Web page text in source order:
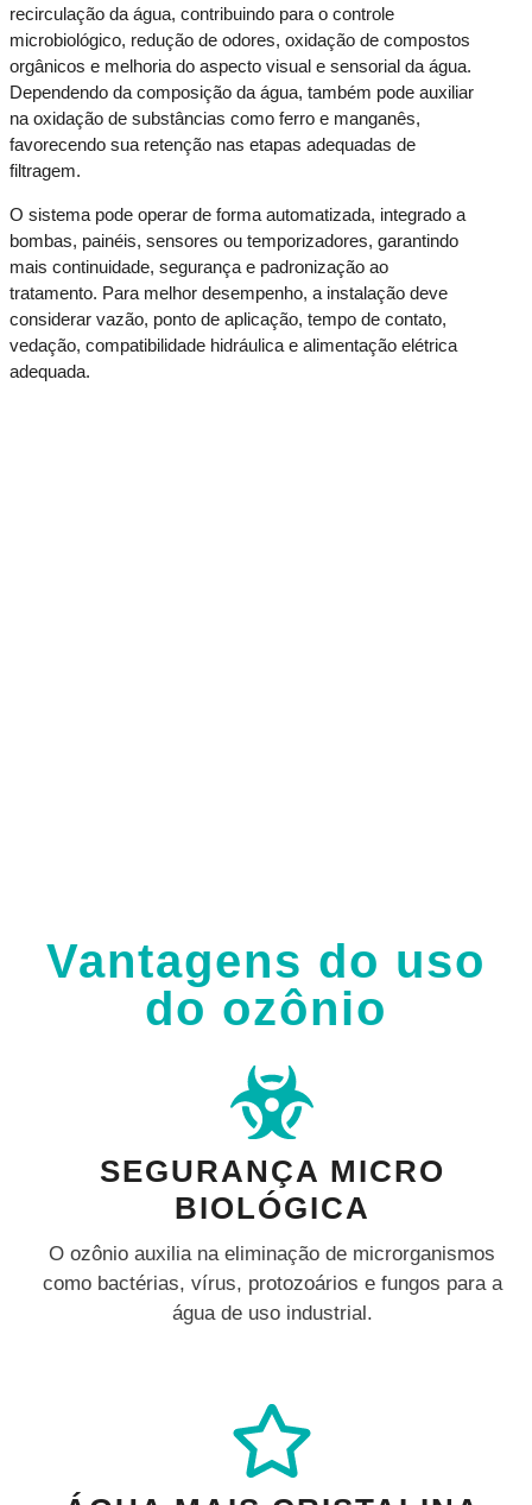
recirculação da água, contribuindo para o controle
microbiológico, redução de odores, oxidação de compostos
orgânicos e melhoria do aspecto visual e sensorial da água.
Dependendo da composição da água, também pode auxiliar
na oxidação de substâncias como ferro e manganês,
favorecendo sua retenção nas etapas adequadas de
filtragem.
O sistema pode operar de forma automatizada, integrado a
bombas, painéis, sensores ou temporizadores, garantindo
mais continuidade, segurança e padronização ao
tratamento. Para melhor desempenho, a instalação deve
considerar vazão, ponto de aplicação, tempo de contato,
vedação, compatibilidade hidráulica e alimentação elétrica
adequada.
Vantagens do uso
do ozônio
SEGURANÇA MICRO
BIOLÓGICA
O ozônio auxilia na eliminação de microrganismos
como bactérias, vírus, protozoários e fungos para a
água de uso industrial.